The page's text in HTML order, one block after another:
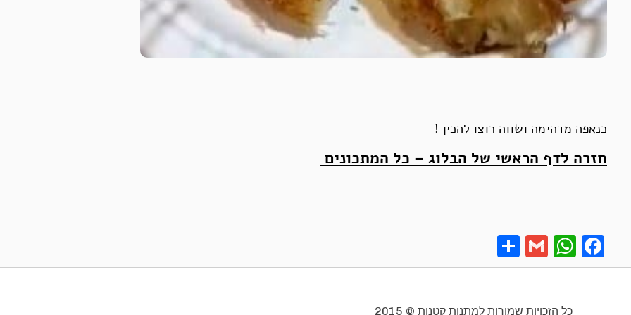
כנאפה מדהימה ושווה רוצו להכין !
חזרה לדף הראשי של הבלוג – כל המתכונים
Gmail
Share
כל הזכויות שמורות למתנות קטנות © 2015